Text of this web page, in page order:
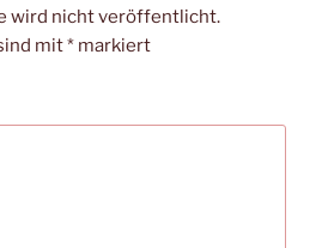
wird nicht veröffentlicht.
mit* markiert